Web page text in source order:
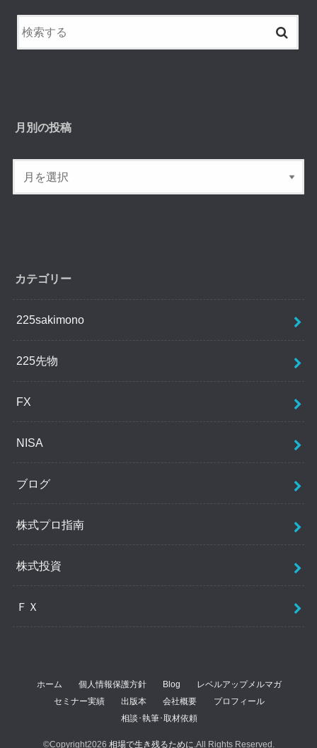
月別の投稿
カテゴリー
225sakimono
225先物
FX
NISA
ブログ
株式プロ指南
株式投資
ＦＸ
ホーム 個人情報保護方針 Blog
レベルアップメルマガ
セミナー実績
出版本 会社概要
プロフィール
相談･執筆･取材依頼
©Copyright2026 相場で生き残るために .All Rights Reserved.